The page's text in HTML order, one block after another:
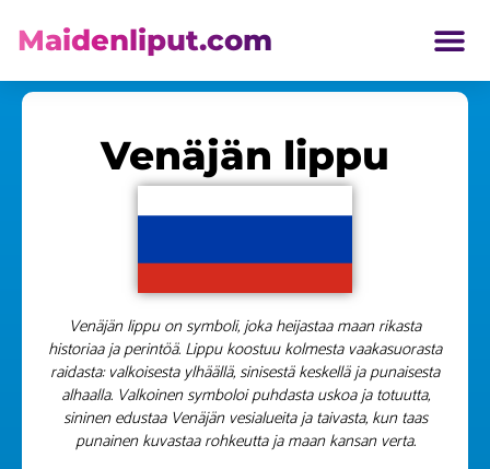
Maidenliput.com
Venäjän lippu
Venäjän lippu on symboli, joka heijastaa maan rikasta
historiaa ja perintöä. Lippu koostuu kolmesta vaakasuorasta
raidasta: valkoisesta ylhäällä, sinisestä keskellä ja punaisesta
alhaalla. Valkoinen symboloi puhdasta uskoa ja totuutta,
sininen edustaa Venäjän vesialueita ja taivasta, kun taas
punainen kuvastaa rohkeutta ja maan kansan verta.